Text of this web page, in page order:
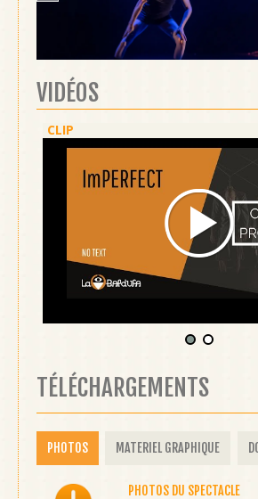
VIDÉOS
CLIP
TÉLÉCHARGEMENTS
PHOTOS MATERIEL GRAPHIQUE
PHOTOS DU SPECTACLE